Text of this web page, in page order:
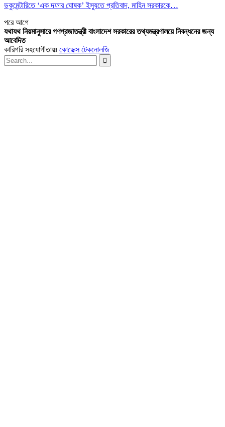
ডকুমেন্টারিতে ‘এক দফার ঘোষক’ ইস্যুতে প্রতিবাদ, মাহিন সরকারকে…
পরেআগে
যথাযথ নিয়মানুসারে গণপ্রজাতন্ত্রী বাংলাদেশ সরকারের তথ্যমন্ত্রণালয়ে নিবন্ধনের জন্য
আবেদিত
কারিগরি সহযোগীতায়ঃ কোডেক্স টেকনোলজি